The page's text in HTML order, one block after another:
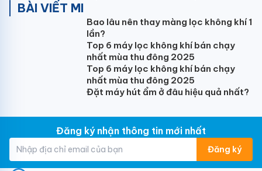
Điểm nhấn của sản phẩm điều hòa FTKB-ZVMV nói
chung và điều hòa Daikin FTKB35ZVMV nói riêng
đường viền màu ghi xám xung quanh miệng
không chỉ làm cho sản phẩm trong trẻ trung
hơn mà còn có ưu điểm giúp sản phẩm luôn luôn mới.
Bởi vì đây là chỗ sản phẩm hay bám bụi dễ bị lộ nhất
làm ảnh hưởng đến tính thẩm mỹ của căn phòng.
BÀI VIẾT MI
Bao lâu nên thay màng lọc không khí 1
lần?
Top 6 máy lọc không khí bán chạy
nhất mùa thu đông 2025
Top 6 máy lọc không khí bán chạy
nhất mùa thu đông 2025
Đặt máy hút ẩm ở đâu hiệu quả nhất?
Đăng ký nhận thông tin mới nhất
Đăng ký